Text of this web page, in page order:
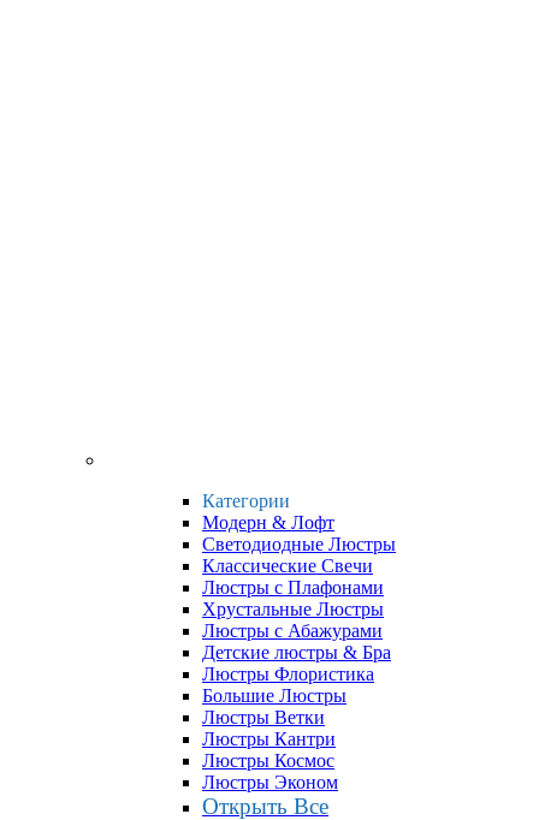
Категории
Модерн & Лофт
Светодиодные Люстры
Классические Свечи
Люстры с Плафонами
Хрустальные Люстры
Люстры с Абажурами
Детские люстры & Бра
Люстры Флористика
Большие Люстры
Люстры Ветки
Люстры Кантри
Люстры Космос
Люстры Эконом
Открыть Все